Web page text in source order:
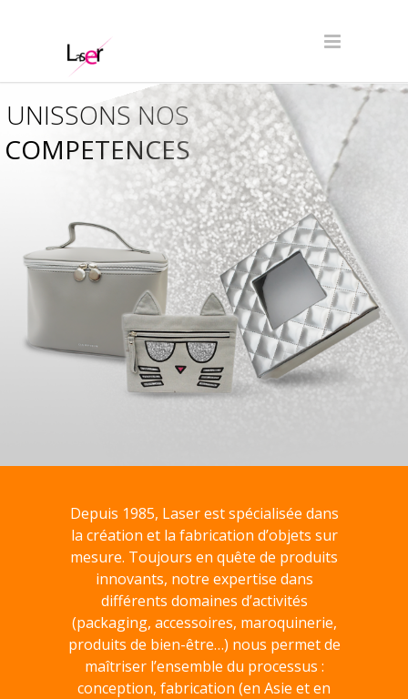
COMPETENCES
UNISSONS NOS
Depuis 1985, Laser est spécialisée dans
la création et la fabrication d’objets sur
mesure. Toujours en quête de produits
innovants, notre expertise dans
différents domaines d’activités
(packaging, accessoires, maroquinerie,
produits de bien-être…) nous permet de
maîtriser l’ensemble du processus :
conception, fabrication (en Asie et en